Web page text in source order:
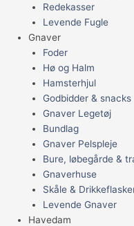
Redekasser
Levende Fugle
Gnaver
Foder
Hø og Halm
Hamsterhjul
Godbidder & snacks
Gnaver Legetøj
Bundlag
Gnaver Pelspleje
Bure, løbegårde &
Gnaverhuse
Skåle &
Levende Gnaver
Havedam